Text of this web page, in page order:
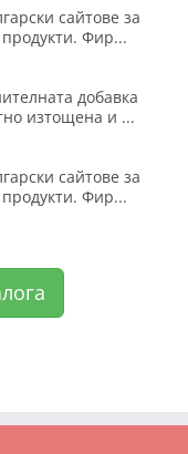
сайтове за
Фир...
добавка
изтощена и ...
сайтове за
Фир...